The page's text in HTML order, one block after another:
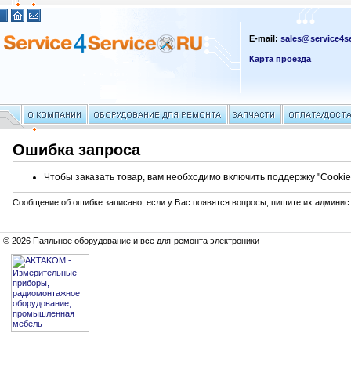
E-mail:
Карта проезда
Ошибка запроса
Чтобы заказать товар, вам необходимо включить поддержку
Сообщение об ошибке записано, если у Вас появятся вопросы, пишите их
© 2026 Паяльное оборудование и все для ремонта электроники